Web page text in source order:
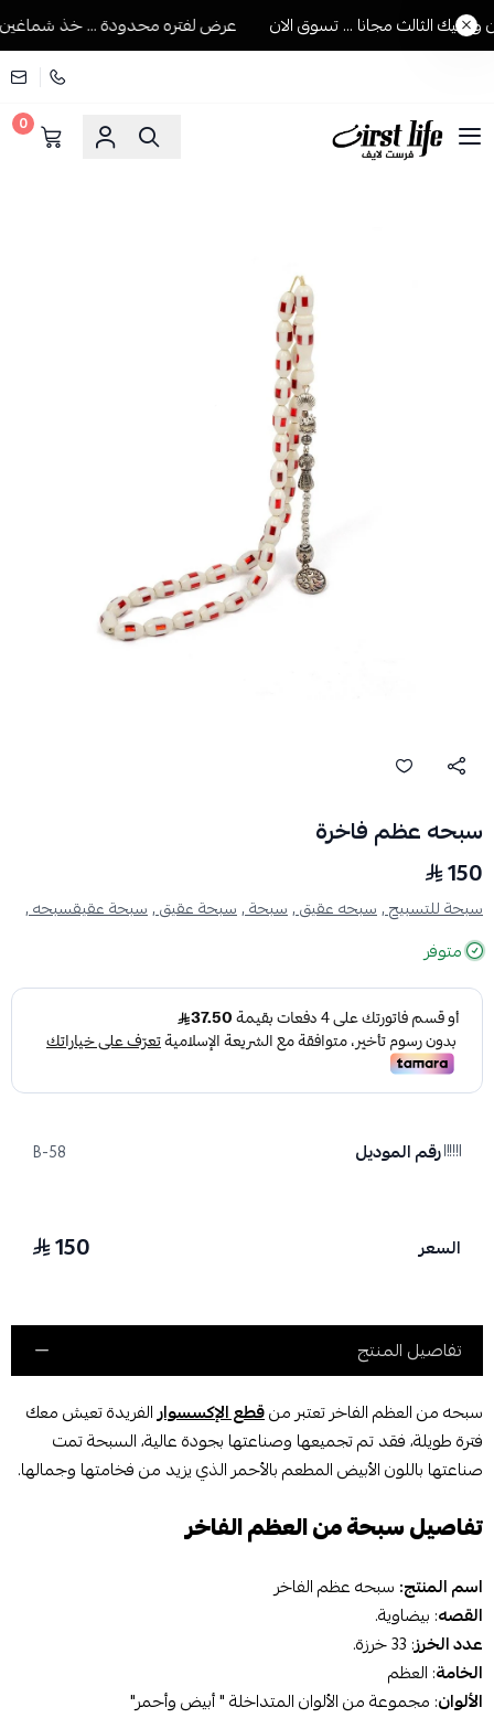
الثالث مجانا ... تسوق الان عرض لفتره محدودة ... خذ شماغين
فرست لايف للمستلزمات الرجالية
0
سبحه عظم فاخرة
150
سبحة للتسبيح ,سبحه عقيق ,سبحة ,سبحة عقيق ,سبحة عقيقسبحه ,
متوفر
رقم الموديل B-58
السعر 150
تفاصيل المنتج
سبحهمن العظم الفاخر تعتبر منقطع الإكسسوارالفريدة تعيش معك
فترة طويلة، فقد تم تجميعها وصناعتها بجودة عالية، السبحة تمت
صناعتها باللون الأبيض المطعم بالأحمر الذي يزيد من فخامتها وجمالها.
تفاصيل سبحة من العظم الفاخر
اسم المنتج: سبحهعظم الفاخر
القصه: بيضاوية.
عدد الخرز: 33 خرزة.
الخامة: العظم
الألوان: مجموعة من الألوان المتداخلة " أبيض وأحمر"